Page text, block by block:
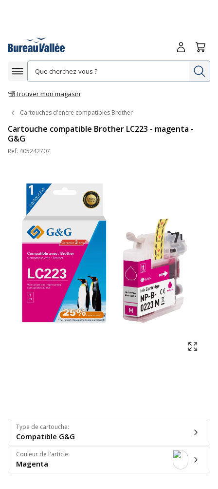
Afficher la navigation
Trouver mon magasin
Me
Cartouches d'encre compatibles Brother
Cartouche compatible Brother LC223 - magenta -
G&G
Ref. 405242707
Type de cartouche:
Compatible G&G
Couleur de l'article:
Magenta